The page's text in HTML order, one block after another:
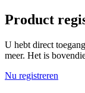
Product
U hebt direct
meer. Het is
Nu registreren